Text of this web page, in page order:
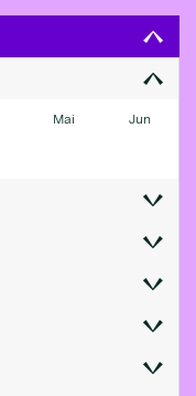
Mai Jun